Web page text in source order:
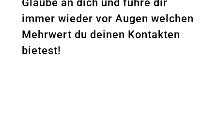
Glaube an dich und führe dir
immer wieder vor Augen welchen
Mehrwert du deinen Kontakten
bietest!